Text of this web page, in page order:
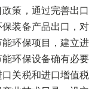
策，通过完善出口
装备产品出口，对
环保项目，建立进
环保设备确有必要
关税和进口增值税